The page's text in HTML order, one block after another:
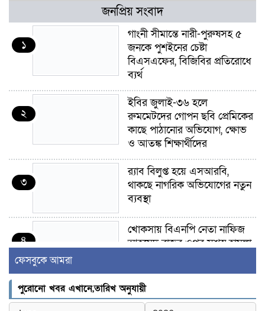
জনপ্রিয় সংবাদ
১
গাংনী সীমান্তে নারী-পুরুষসহ ৫
জনকে পুশইনের চেষ্টা
বিএসএফের, বিজিবির প্রতিরোধে
ব্যর্থ
২
ইবির জুলাই-৩৬ হলে
রুমমেটদের গোপন ছবি প্রেমিকের
কাছে পাঠানোর অভিযোগ, ক্ষোভ
ও আতঙ্ক শিক্ষার্থীদের
৩
র‍্যাব বিলুপ্ত হয়ে এসআরবি,
থাকছে নাগরিক অভিযোগের নতুন
ব্যবস্থা
৪
খোকসায় বিএনপি নেতা নাফিজ
আহমেদ রাজুর ওপর সশস্ত্র হামলা,
৫
সাঈদীর ছবিতে জুতা
নিক্ষেপকারীরা ‘জারজ সন্তান’:
ফেসবুকে আমরা
পুরোনো খবর এখানে,তারিখ অনুযায়ী